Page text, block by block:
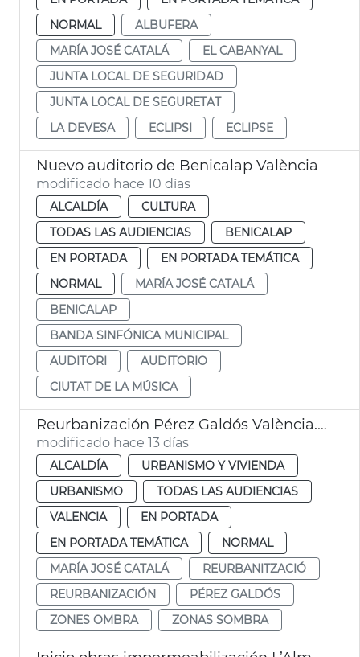
NORMAL
ALBUFERA
MARÍA JOSÉ CATALÁ
EL CABANYAL
JUNTA LOCAL DE SEGURIDAD
JUNTA LOCAL DE SEGURETAT
LA DEVESA
ECLIPSI ECLIPSE
Nuevo auditorio de Benicalap València
modificado hace 10 días
ALCALDÍA
CULTURA
TODAS LAS AUDIENCIAS
BENICALAP
EN PORTADA
EN PORTADA TEMÁTICA
NORMAL
MARÍA JOSÉ CATALÁ
BENICALAP
BANDA SINFÓNICA MUNICIPAL
AUDITORI
AUDITORIO
CIUTAT DE LA MÚSICA
Reurbanización Pérez Galdós València. Zonas sombra
modificado hace 13 días
ALCALDÍA
URBANISMO Y VIVIENDA
URBANISMO
TODAS LAS AUDIENCIAS
VALENCIA
EN PORTADA
EN PORTADA TEMÁTICA
NORMAL
MARÍA JOSÉ CATALÁ
REURBANITZACIÓ
REURBANIZACIÓN
PÉREZ GALDÓS
ZONES OMBRA
ZONAS SOMBRA